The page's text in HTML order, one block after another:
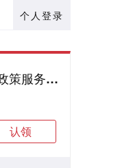
个人登录
上海产业政策服务中心
认领